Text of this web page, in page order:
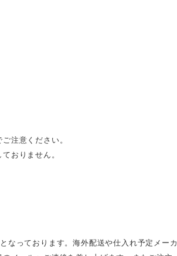
注意ください。
おりません。
なっております。海外配送や仕入れ予定メーカ